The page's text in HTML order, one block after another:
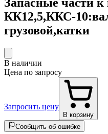
КК12,5,ККС-
грузовой,катки
В наличии
Цена по запросу
Запросить цену
В корзину
Сообщить об ошибке